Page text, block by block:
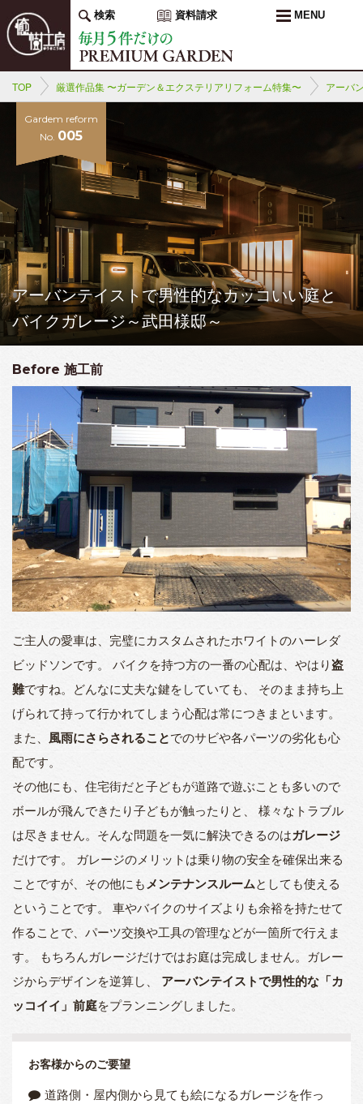
検索 資料請求 MENU
TOP 厳選作品集 〜ガーデン＆エクステリアリフォーム特集〜 アーバ
Gardem reform
No. 005
アーバンテイストで男性的なカッコいい庭と
バイクガレージ～武田様邸～
Before 施工前
ご主人の愛車は、完璧にカスタムされたホワイトのハーレダ
ビッドソンです。 バイクを持つ方の一番の心配は、やはり盗
難ですね。どんなに丈夫な鍵をしていても、 そのまま持ち上
げられて持って行かれてしまう心配は常につきまといます。
また、 風雨にさらされることでのサビや各パーツの劣化も心
配です。
その他にも、住宅街だと子どもが道路で遊ぶことも多いので
ボールが飛んできたり子どもが触ったりと、 様々なトラブル
は尽きません。そんな問題を一気に解決できるのはガレージ
だけです。 ガレージのメリットは乗り物の安全を確保出来る
ことですが、その他にもメンテナンスルームとしても使える
ということです。 車やバイクのサイズよりも余裕を持たせて
作ることで、パーツ交換や工具の管理などが一箇所で行えま
す。 もちろんガレージだけではお庭は完成しません。ガレー
ジからデザインを逆算し、 アーバンテイストで男性的な「カ
ッコイイ」前庭をプランニングしました。
お客様からのご要望
道路側・屋内側から見ても絵になるガレージを作っ